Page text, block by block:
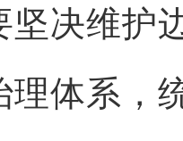
坚决维护
理体系，